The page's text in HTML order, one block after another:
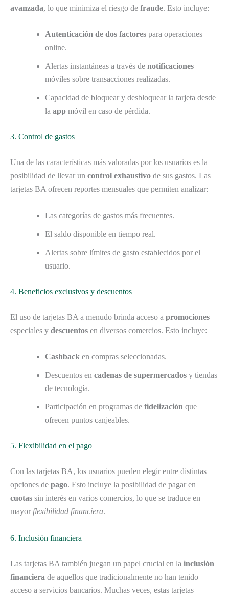
avanzada, lo que minimiza el riesgo de fraude. Esto incluye:
Autenticación de dos factores para operaciones
online.
Alertas instantáneas a través de notificaciones
móviles sobre transacciones realizadas.
Capacidad de bloquear y desbloquear la tarjeta desde
la app móvil en caso de pérdida.
3. Control de gastos
Una de las características más valoradas por los usuarios es la
posibilidad de llevar un control exhaustivo de sus gastos. Las
tarjetas BA ofrecen reportes mensuales que permiten analizar:
Las categorías de gastos más frecuentes.
El saldo disponible en tiempo real.
Alertas sobre límites de gasto establecidos por el
usuario.
4. Beneficios exclusivos y descuentos
El uso de tarjetas BA a menudo brinda acceso a promociones
especiales y descuentos en diversos comercios. Esto incluye:
Cashback en compras seleccionadas.
Descuentos en cadenas de supermercados y tiendas
de tecnología.
Participación en programas de fidelización que
ofrecen puntos canjeables.
5. Flexibilidad en el pago
Con las tarjetas BA, los usuarios pueden elegir entre distintas
opciones de pago. Esto incluye la posibilidad de pagar en
cuotas sin interés en varios comercios, lo que se traduce en
mayor flexibilidad financiera.
6. Inclusión financiera
Las tarjetas BA también juegan un papel crucial en la inclusión
financiera de aquellos que tradicionalmente no han tenido
acceso a servicios bancarios. Muchas veces, estas tarjetas